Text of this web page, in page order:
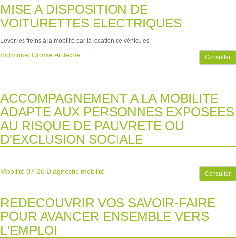
MISE A DISPOSITION DE
VOITURETTES ELECTRIQUES
Lever les freins à la mobilité par la location de véhicules
Individuel Drôme Ardèche Consulter
ACCOMPAGNEMENT A LA MOBILITE
ADAPTE AUX PERSONNES EXPOSEES
AU RISQUE DE PAUVRETE OU
D'EXCLUSION SOCIALE
Mobilité 07-26 Diagnostic mobilité Consulter
REDECOUVRIR VOS SAVOIR-FAIRE
POUR AVANCER ENSEMBLE VERS
L'EMPLOI